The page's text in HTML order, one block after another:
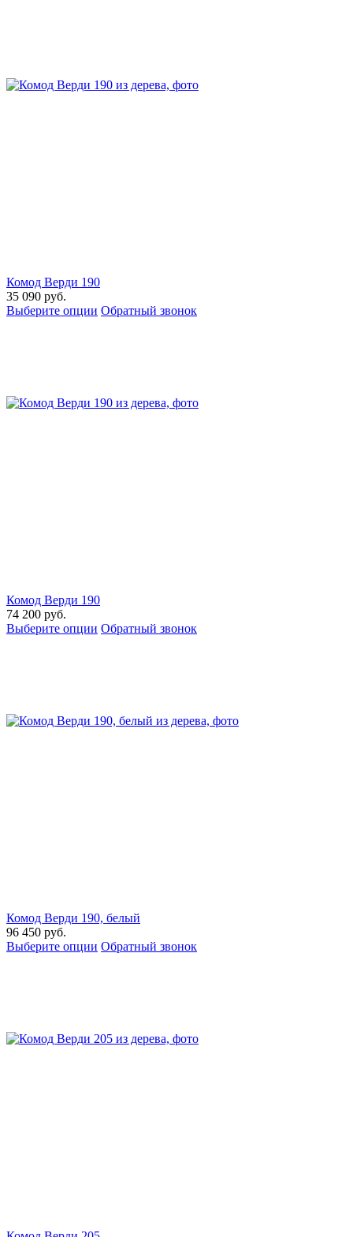
Комод Верди 190
35 090 руб.
Выберите опции Обратный звонок
Комод Верди 190
74 200 руб.
Выберите опции Обратный звонок
Комод Верди 190, белый
96 450 руб.
Выберите опции Обратный звонок